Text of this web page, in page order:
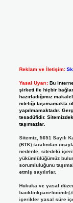
Reklam ve İletişim:
Yasal Uyarı: Bu
şirketi ile hiçbir
hazırladığımız
niteliği taşımamakta
yapılmamaktadır.
tesadüfidir.
taşımazlar.
Sitemiz, 5651 Sayılı
(BTK) tarafından
nedenle, sitedeki
yükümlülüğümüz
sorumluluğunu
etmiş sayılırlar.
Hukuka ve yasal
içerikler yasal süre